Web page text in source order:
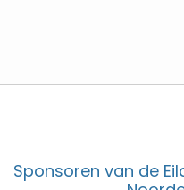
Sponsoren van de